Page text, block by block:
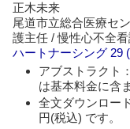
正木未来
尾道市立総合医療セ
護主任 / 慢性心不全
ハートナーシング 29
アブストラクト
は基本料金に含
全文ダウンロー
円(税込) です。